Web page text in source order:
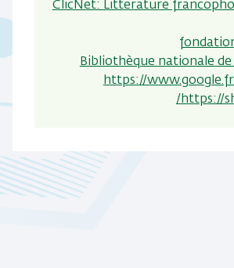
ClicNet: Litterature
Bibliothèque nationale de
https://
https://